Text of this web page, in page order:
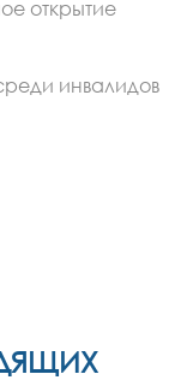
открытие
инвалидов